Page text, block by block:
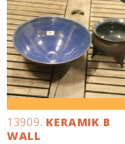
13909. KERAMIK B
WALL